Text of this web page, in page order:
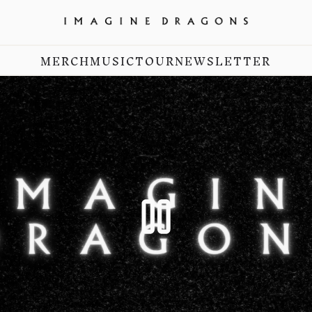
Official Shop
MERCHMUSICTOURNEWSLETTER